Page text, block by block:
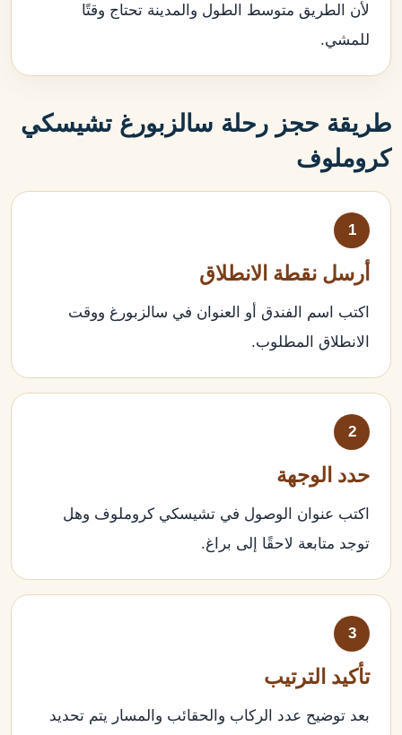
لأن الطريق متوسط الطول والمدينة تحتاج وقتًا
للمشي.
طريقة حجز رحلة سالزبورغ تشيسكي
كروملوف
1
أرسل نقطة الانطلاق
اكتب اسم الفندق أو العنوان في سالزبورغ ووقت
الانطلاق المطلوب.
2
حدد الوجهة
اكتب عنوان الوصول في تشيسكي كروملوف وهل
توجد متابعة لاحقًا إلى براغ.
3
تأكيد الترتيب
بعد توضيح عدد الركاب والحقائب والمسار يتم تحديد